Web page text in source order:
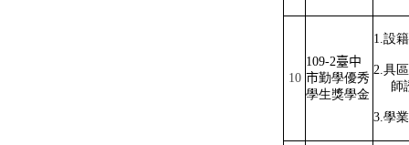
10
109-2臺中
市勤學優秀
學生獎學金
1.設
2.具
師
3.學